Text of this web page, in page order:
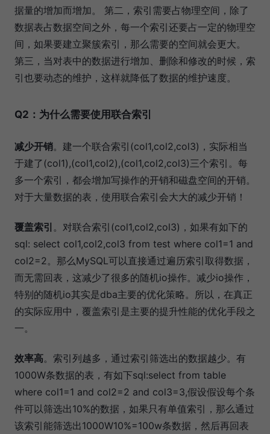
据量的增加而增加。 第二，索引需要占物理空间，除了
数据表占数据空间之外，每一个索引还要占一定的物理空
间，如果要建立聚簇索引，那么需要的空间就会更大。
第三，当对表中的数据进行增加、删除和修改的时候，索
引也要动态的维护，这样就降低了数据的维护速度。
Q2：为什么需要使用联合索引
减少开销。建一个联合索引(col1,col2,col3)，实际相当
于建了(col1),(col1,col2),(col1,col2,col3)三个索引。每
多一个索引，都会增加写操作的开销和磁盘空间的开销。
对于大量数据的表，使用联合索引会大大的减少开销！
覆盖索引 。对联合索引(col1,col2,col3)，如果有如下的
sql: select col1,col2,col3 from test where col1=1 and
col2=2。那么MySQL可以直接通过遍历索引取得数据，
而无需回表，这减少了很多的随机io操作。减少io操作，
特别的随机io其实是dba主要的优化策略。所以，在真正
的实际应用中，覆盖索引是主要的提升性能的优化手段之
一。
效率高。索引列越多，通过索引筛选出的数据越少。有
1000W条数据的表，有如下sql:select from table
where col1=1 and col2=2 and col3=3,假设假设每个条
件可以筛选出10%的数据，如果只有单值索引，那么通过
该索引能筛选出1000W10%=100w条数据，然后再回表